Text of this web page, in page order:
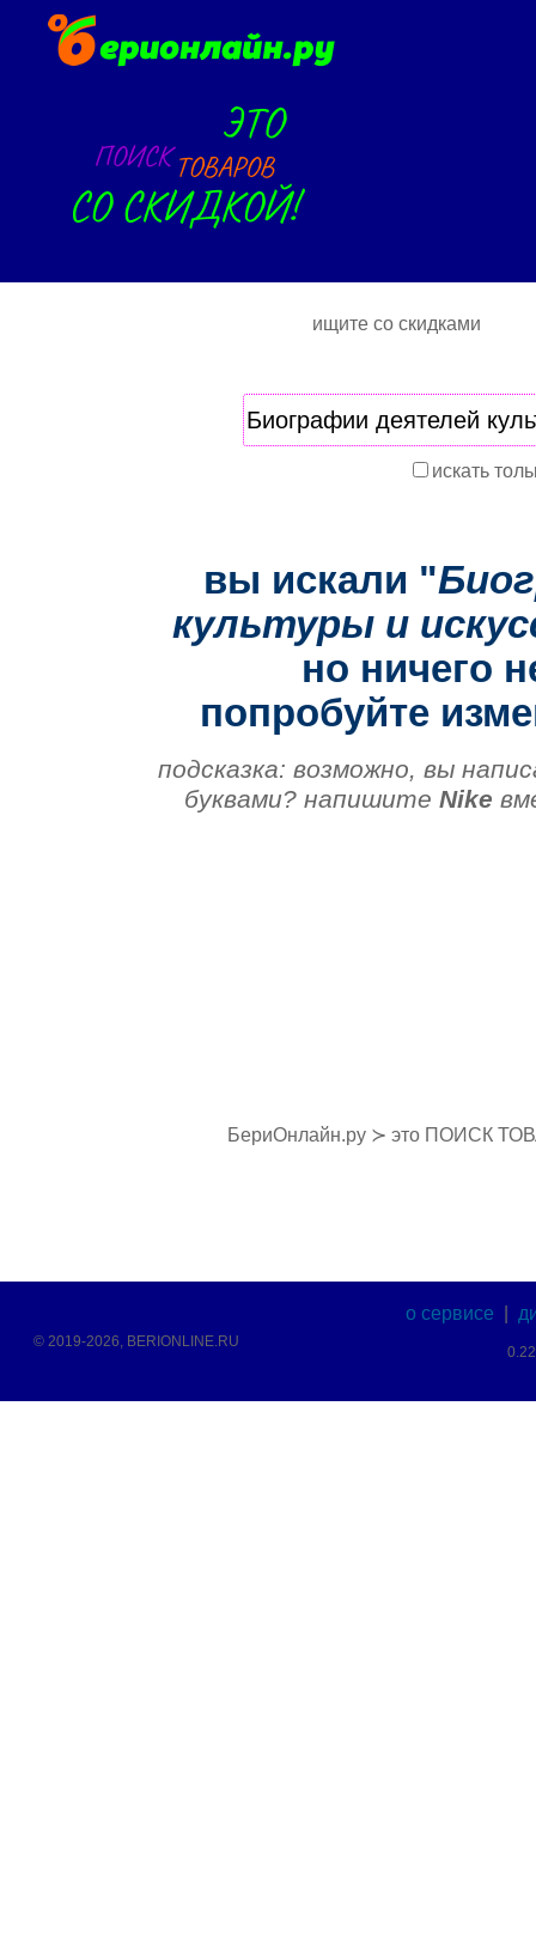
ищите со скидками
искать
вы искали "
культуры и
но ничего
попробуйте
подсказка: возможно, вы
буквами? напишите Nike
БериОнлайн.ру ≻ это ПОИСК
© 2019-2026, BERIONLINE.RU
о сервисе